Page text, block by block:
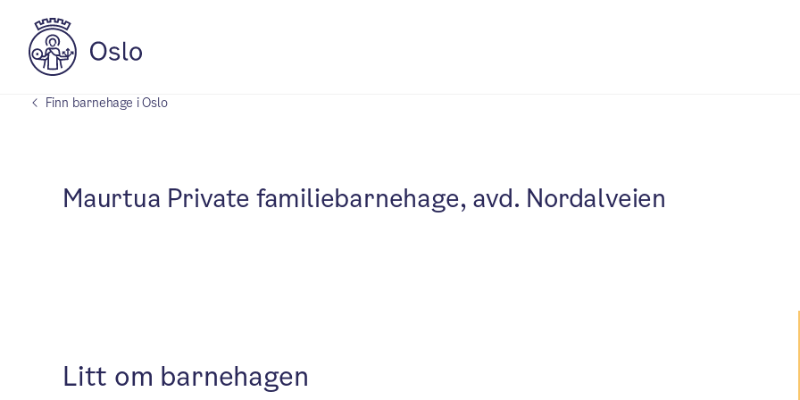
Finn barnehage i Oslo
Maurtua Private familiebarnehage, avd. Nordalveien
Litt om barnehagen